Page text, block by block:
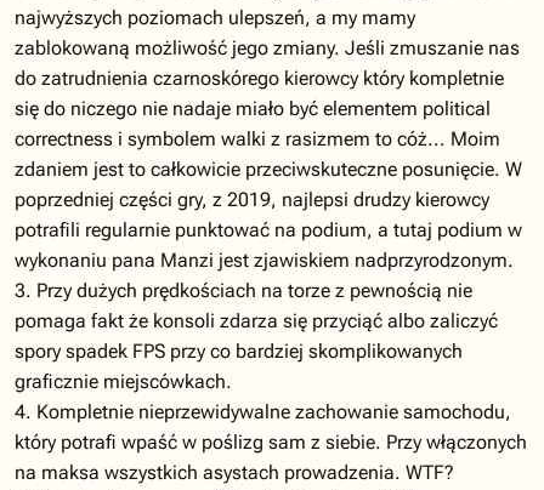
najwyższych poziomach ulepszeń, a my mamy
zablokowaną możliwość jego zmiany. Jeśli zmuszanie nas
do zatrudnienia czarnoskórego kierowcy który kompletnie
się do niczego nie nadaje miało być elementem political
correctness i symbolem walki z rasizmem to cóż... Moim
zdaniem jest to całkowicie przeciwskuteczne posunięcie. W
poprzedniej części gry, z 2019, najlepsi drudzy kierowcy
potrafili regularnie punktować na podium, a tutaj podium w
wykonaniu pana Manzi jest zjawiskiem nadprzyrodzonym.
3. Przy dużych prędkościach na torze z pewnością nie
pomaga fakt że konsoli zdarza się przyciąć albo zaliczyć
spory spadek FPS przy co bardziej skomplikowanych
graficznie miejscówkach.
4. Kompletnie nieprzewidywalne zachowanie samochodu,
który potrafi wpaść w poślizg sam z siebie. Przy włączonych
na maksa wszystkich asystach prowadzenia. WTF?